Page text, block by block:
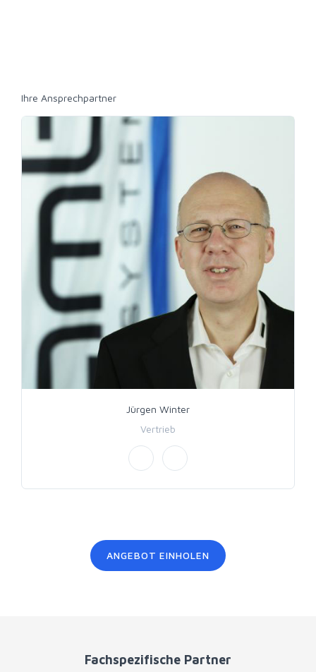
Ihre Ansprechpartner
Jürgen Winter
Vertrieb
ANGEBOT EINHOLEN
Fachspezifische Partner